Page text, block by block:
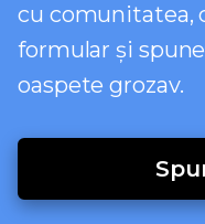
cu comunitatea,
formular și
oaspete grozav.